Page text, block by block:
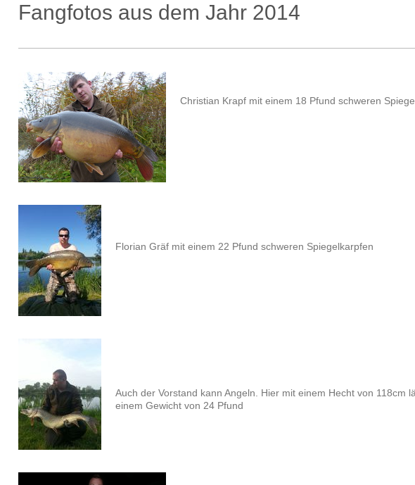
Fangfotos aus dem Jahr 2014
Christian Krapf mit einem 18 Pfund schweren
Florian Gräf mit einem 22 Pfund schweren Spiegelkarpfen
Auch der Vorstand kann Angeln. Hier mit einem Hecht von 118cm
einem Gewicht von 24 Pfund